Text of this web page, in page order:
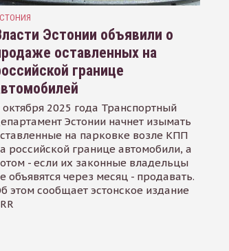
Эстонии объявили о
оставленных на
границе
октября 2025 года Транспортный
Эстонии начнет изымать
на парковке возле КПП
российской границе автомобили, а
- если их законные владельцы
объявятся через месяц - продавать.
этом сообщает эстонское издание